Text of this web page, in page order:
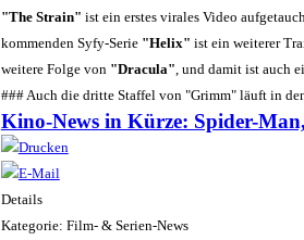
"The Strain" ist ein erstes virales Video
kommenden Syfy-Serie"Helix" ist ein weiterer
weitere Folge von "Dracula" , und damit ist auch
### Auch die dritte Staffel von "Grimm" läuft in
Kino-News in Kürze: Spider-
Details
Kategorie: Film- & Serien-News